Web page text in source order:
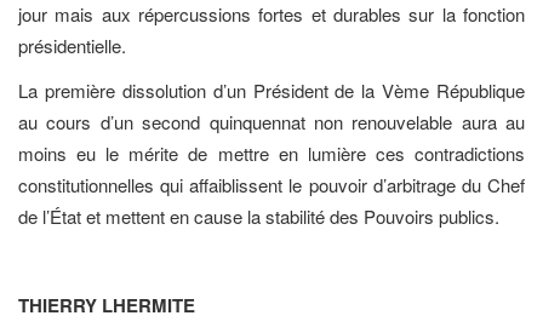
jour mais aux répercussions fortes et durables sur la fonction
présidentielle.
La première dissolution d’un Président de la Vème République
au cours d’un second quinquennat non renouvelable aura au
moins eu le mérite de mettre en lumière ces contradictions
constitutionnelles qui affaiblissent le pouvoir d’arbitrage du Chef
de l’État et mettent en cause la stabilité des Pouvoirs publics.
THIERRY LHERMITE